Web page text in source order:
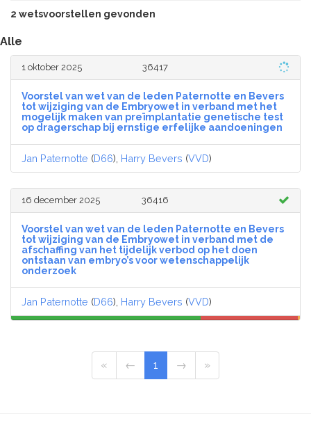
2 wetsvoorstellen gevonden
Alle
1 oktober 2025 36417
Voorstel van wet van de leden Paternotte en Bevers
tot wijziging van de Embryowet in verband met het
mogelijk maken van preïmplantatie genetische test
op dragerschap bij ernstige erfelijke aandoeningen
Jan Paternotte (D66), Harry Bevers (VVD)
16 december 2025 36416
Voorstel van wet van de leden Paternotte en Bevers
tot wijziging van de Embryowet in verband met de
afschaffing van het tijdelijk verbod op het doen
ontstaan van embryo’s voor wetenschappelijk
onderzoek
Jan Paternotte (D66), Harry Bevers (VVD)
« ← 1 → »